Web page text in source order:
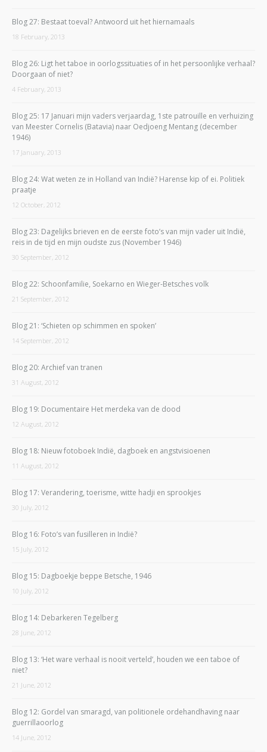
Blog 27: Bestaat toeval? Antwoord uit het hiernamaals
18 February, 2013
Blog 26: Ligt het taboe in oorlogssituaties of in het persoonlijke verhaal?
Doorgaan of niet?
4 February, 2013
Blog 25: 17 Januari mijn vaders verjaardag, 1ste patrouille en verhuizing
van Meester Cornelis (Batavia) naar Oedjoeng Mentang (december
1946)
17 January, 2013
Blog 24: Wat weten ze in Holland van Indië? Harense kip of ei. Politiek
praatje
12 October, 2012
Blog 23: Dagelijks brieven en de eerste foto’s van mijn vader uit Indië,
reis in de tijd en mijn oudste zus (November 1946)
30 September, 2012
Blog 22: Schoonfamilie, Soekarno en Wieger-Betsches volk
21 September, 2012
Blog 21: ‘Schieten op schimmen en spoken’
14 September, 2012
Blog 20: Archief van tranen
31 August, 2012
Blog 19: Documentaire Het merdeka van de dood
12 August, 2012
Blog 18: Nieuw fotoboek Indië, dagboek en angstvisioenen
11 August, 2012
Blog 17: Verandering, toerisme, witte hadji en sprookjes
30 July, 2012
Blog 16: Foto’s van fusilleren in Indië?
15 July, 2012
Blog 15: Dagboekje beppe Betsche, 1946
10 July, 2012
Blog 14: Debarkeren Tegelberg
28 June, 2012
Blog 13: ‘Het ware verhaal is nooit verteld’, houden we een taboe of
niet?
21 June, 2012
Blog 12: Gordel van smaragd, van politionele ordehandhaving naar
guerrillaoorlog
14 June, 2012